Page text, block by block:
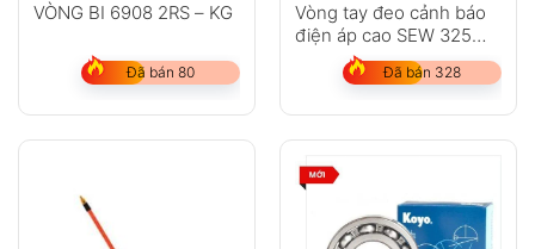
VÒNG BI 6908 2RS – KG
Đã bán 80
Vòng tay đeo cảnh báo
điện áp cao SEW 325
Đã bán 328